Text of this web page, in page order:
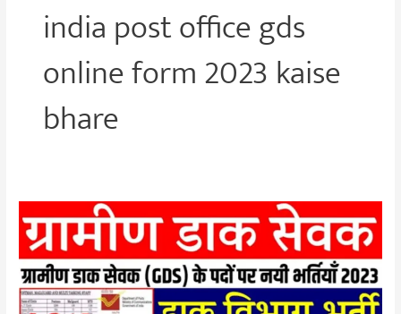
india post office gds
online form 2023 kaise
bhare
Post
GDS
Online
Form